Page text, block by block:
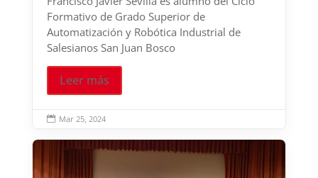
Formativo de Grado Superior de
Automatización y Robótica Industrial de
Salesianos San Juan Bosco
Leer más
 Mar 25, 2024